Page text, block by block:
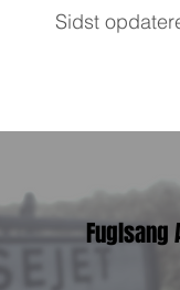
Sidst
Fuglsang